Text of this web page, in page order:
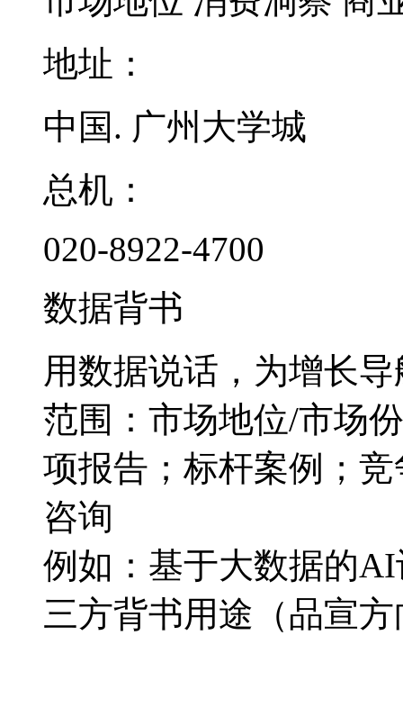
地址：
中国. 广州大学城
总机：
020-8922-4700
数据背书
用数据说话，为增长导
范围：市场地位/市场
项报告；标杆案例；
咨询
例如：基于大数据的
三方背书用途（品宣